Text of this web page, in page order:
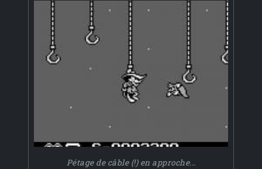
Pétage de câble (!) en approche...